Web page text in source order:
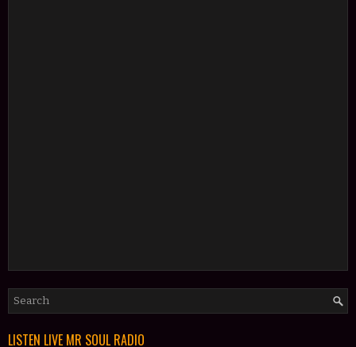
LISTEN LIVE MR SOUL RADIO